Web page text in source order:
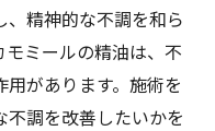
康を促進するメリ
心身ケアの重要性
精神的な不調を和ら
ミールの精油は、不
があります。施術を
調を改善したいかを